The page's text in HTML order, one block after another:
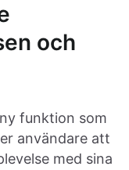
och
funktion som
användare att
med sina